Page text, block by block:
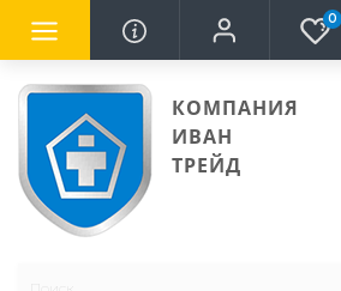
0
КОМПАНИЯ
ИВАН
ТРЕЙД